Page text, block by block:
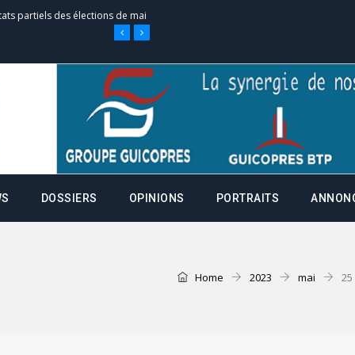
partiels des élections de mai
partiels des élections de mai
joignable au 105, ouvert
campagnes ce jeudi 28 mai à
DOSSIERS OPINIONS PORTRAITS
Home 2023 mai 25